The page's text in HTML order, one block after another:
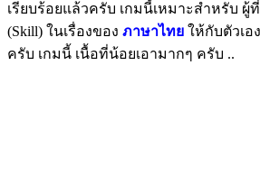
เรียบร้อยแล้วครับ เกมนี้เหมาะสำหรับ ผู้
(Skill) ในเรื่องของ ภาษาไทย ให้กับตัวเอ
ครับ เกมนี้ เนื้อที่น้อยเอามากๆ ครับ ..